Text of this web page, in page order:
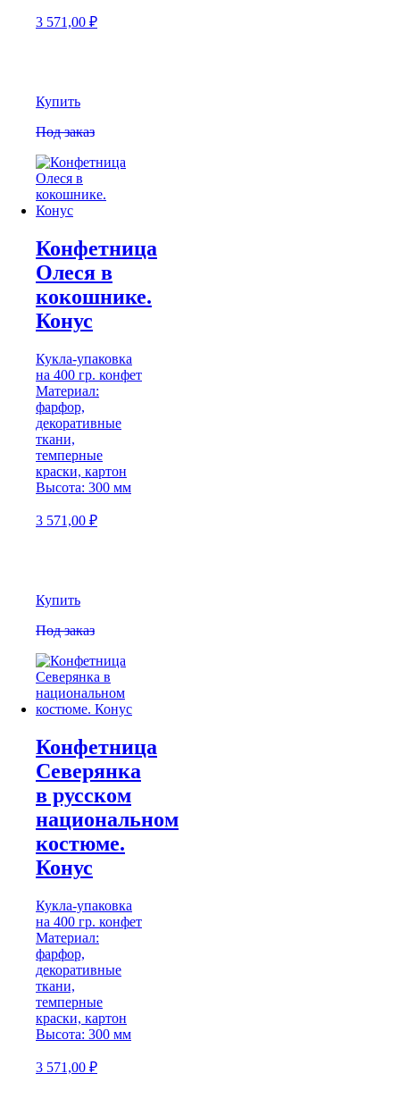
3 571,00 ₽
Купить
Под заказ
Конфетница
Олеся в
кокошнике.
Конус
Кукла-упаковка
на 400 гр. конфет
Материал:
фарфор,
декоративные
ткани,
темперные
краски, картон
Высота: 300 мм
3 571,00 ₽
Купить
Под заказ
Конфетница
Северянка
в русском
национальном
костюме.
Конус
Кукла-упаковка
на 400 гр. конфет
Материал:
фарфор,
декоративные
ткани,
темперные
краски, картон
Высота: 300 мм
3 571,00 ₽